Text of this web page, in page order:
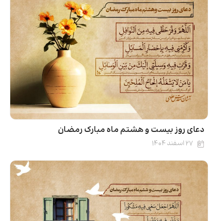
دعای روز بیست‌ و هشتم ماه مبارک رمضان
۲۷ اسفند ۱۴۰۴